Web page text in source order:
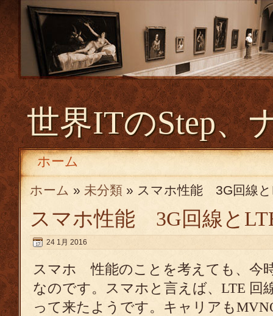
世界ITのStep、
ホーム
ホーム » 未分類 » スマホ性能 3G回線と
スマホ性能 3G回線と
24 1月 2016
スマホ 性能のことを考えても、今
なのです。スマホと言えば、LTE 回
って来たようです。キャリアも